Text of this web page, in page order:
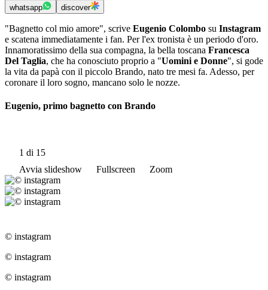
whatsapp discover
"Bagnetto col mio amore", scrive Eugenio Colombo su Instagram
e scatena immediatamente i fan. Per l'ex tronista è un periodo d'oro.
Innamoratissimo della sua compagna, la bella toscana Francesca
Del Taglia, che ha conosciuto proprio a "Uomini e Donne", si gode
la vita da papà con il piccolo Brando, nato tre mesi fa. Adesso, per
coronare il loro sogno, mancano solo le nozze.
Eugenio, primo bagnetto con Brando
1 di 15
Avvia slideshow
Fullscreen Zoom
© instagram
© instagram
© instagram